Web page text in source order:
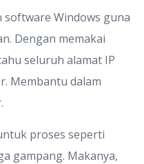
software Windows guna
Dengan memakai
seluruh alamat IP
Membantu dalam
proses seperti
gampang. Makanya,